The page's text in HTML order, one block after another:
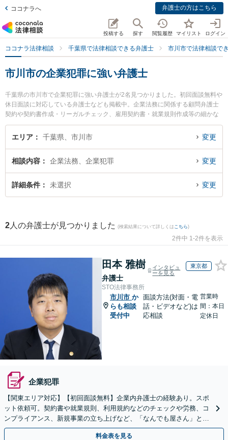
ココナラへ 弁護士の方はこちら
投稿する 探す 閲覧履歴 マイリスト ログイン
ココナラ法律相談 千葉県で法律相談できる弁護士 市川市で法律相談で
市川市の企業犯罪に強い弁護士
千葉県の市川市で企業犯罪に強い弁護士が2名見つかりました。初回面談無料や
休日面談に対応している弁護士なども掲載中。企業法務に関係する顧問弁護士
契約や契約書作成・リーガルチェック、雇用契約書・就業規則作成等の細かな
分野での絞り込み検索もでき便利です。特に法律事務所羅針盤の本田 真郷弁護
士やアトラス綜合法律事務所の本宮 秀樹弁護士のプロフィール情報や弁護士費
豊富な近くの弁護士を検索したい』『初回相談無料で企業犯罪を法律相談でき
る市川市内の弁護士に相談予約したい』などでお困りの相談者さんにおすすめ
です。
エリア 千葉県、市川市 変更
相談内容 企業法務、企業犯罪 変更
詳細条件 未選択 変更
2 人の弁護士が見つかりました (検索結果について詳しくは こちら)
2件中 1-2件を表示
田本 雅樹
弁護士
インタビュ
ーを見る
東京都
STO法律事務所
市川市 か
らも相談
受付中
面談方法(対面・電
話・ビデオなど)は
応相談
営業時
間：本日
定休日
企業犯罪
【関東エリア対応】【初回面談無料】企業内弁護士の経験あり。スポ
ット依頼可。契約書や就業規則、利用規約などのチェックや労務、コ
ンプライアンス、新規事業の立ち上げなど、「なんでも屋さん」とし
てオールマイティに対応します【休日・夜間面談可】
料金表を見る